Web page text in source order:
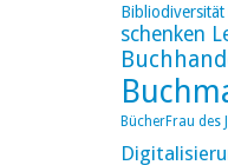
Bibliodiversität
schenken
BücherFrau des